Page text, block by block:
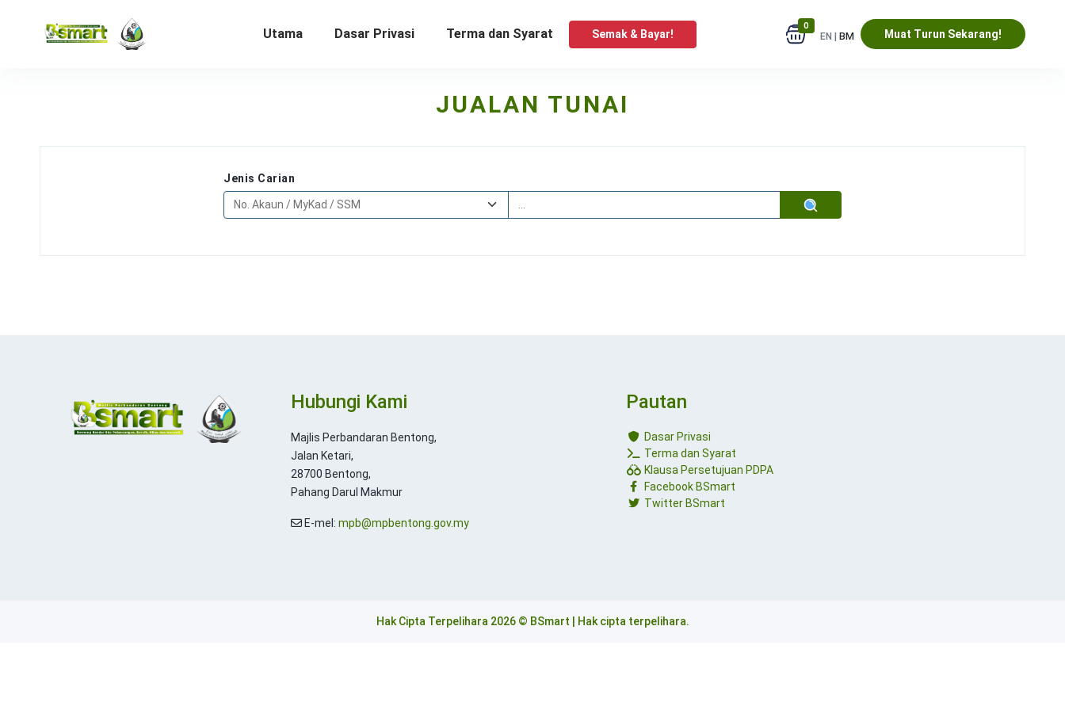
Utama Dasar Privasi Terma dan Syarat Semak & Bayar!
0
EN | BM Muat Turun Sekarang!
JUALAN TUNAI
Jenis Carian
Hubungi Kami
Majlis Perbandaran Bentong,
Jalan Ketari,
28700 Bentong,
Pahang Darul Makmur
E-mel: mpb@mpbentong.gov.my
Pautan
Dasar Privasi
Terma dan Syarat
Klausa Persetujuan PDPA
Facebook BSmart
Twitter BSmart
Hak Cipta Terpelihara 2026 © BSmart | Hak cipta terpelihara.